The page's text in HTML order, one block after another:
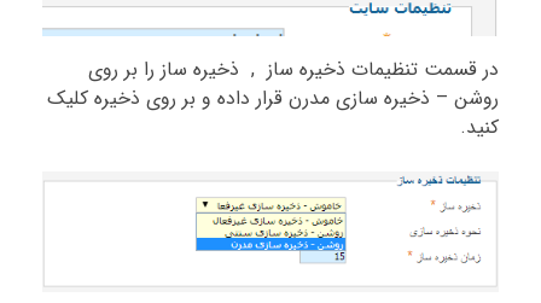
در قسمت تنظیمات ذخیره ساز , ذخیره ساز را بر روی
روشن – ذخیره سازی مدرن قرار داده و بر روی ذخیره کلیک
کنید.